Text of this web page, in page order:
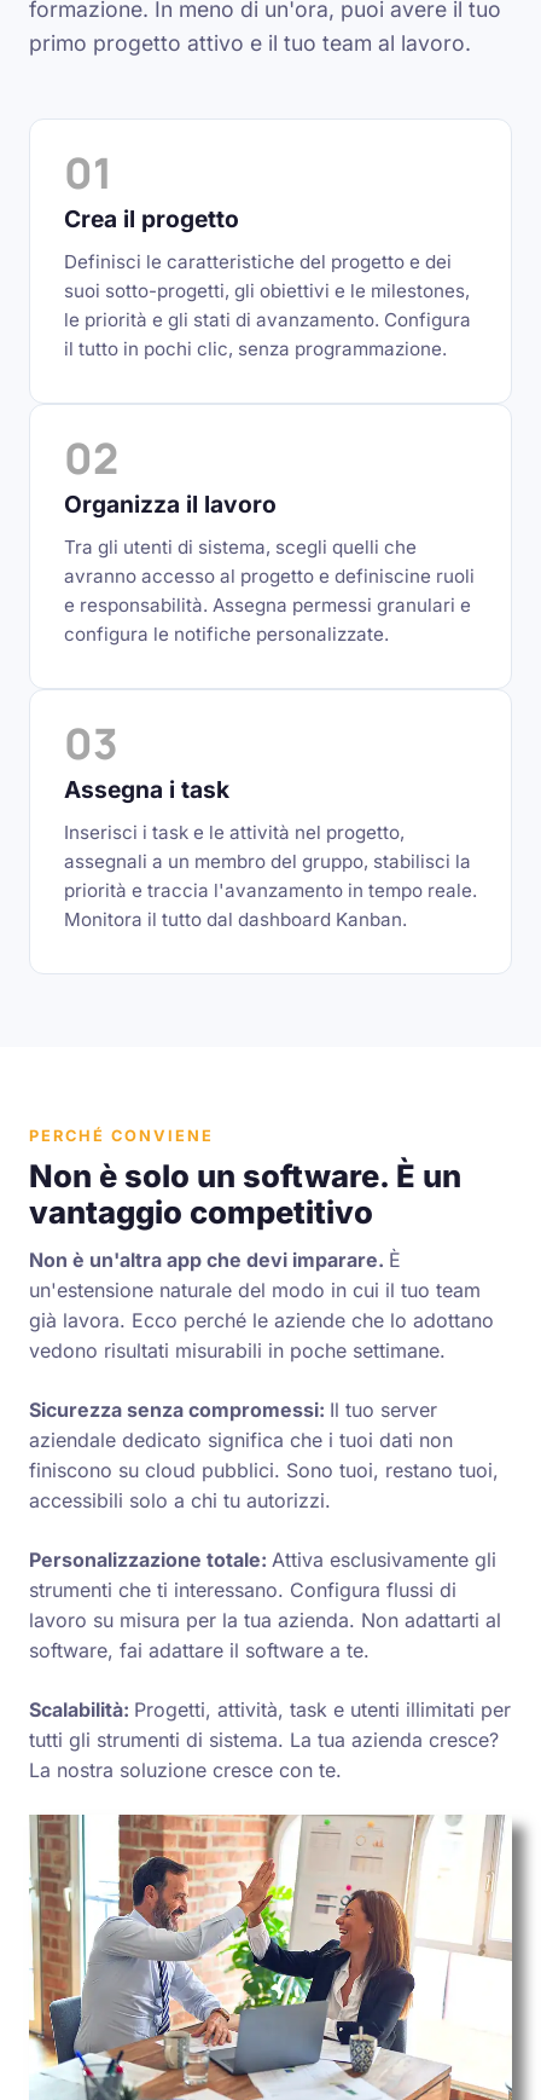
formazione. In meno di un'ora, puoi avere il tuo
primo progetto attivo e il tuo team al lavoro.
01
Crea il progetto
Definisci le caratteristiche del progetto e dei
suoi sotto-progetti, gli obiettivi e le milestones,
le priorità e gli stati di avanzamento. Configura
il tutto in pochi clic, senza programmazione.
02
Organizza il lavoro
Tra gli utenti di sistema, scegli quelli che
avranno accesso al progetto e definiscine ruoli
e responsabilità. Assegna permessi granulari e
configura le notifiche personalizzate.
03
Assegna i task
Inserisci i task e le attività nel progetto,
assegnali a un membro del gruppo, stabilisci la
priorità e traccia l'avanzamento in tempo reale.
Monitora il tutto dal dashboard Kanban.
PERCHÉ CONVIENE
Non è solo un software. È un
vantaggio competitivo
Non è un'altra app che devi imparare. È
un'estensione naturale del modo in cui il tuo team
già lavora. Ecco perché le aziende che lo adottano
vedono risultati misurabili in poche settimane.
Sicurezza senza compromessi: Il tuo server
aziendale dedicato significa che i tuoi dati non
finiscono su cloud pubblici. Sono tuoi, restano tuoi,
accessibili solo a chi tu autorizzi.
Personalizzazione totale: Attiva esclusivamente gli
strumenti che ti interessano. Configura flussi di
lavoro su misura per la tua azienda. Non adattarti al
software, fai adattare il software a te.
Scalabilità: Progetti, attività, task e utenti illimitati per
tutti gli strumenti di sistema. La tua azienda cresce?
La nostra soluzione cresce con te.